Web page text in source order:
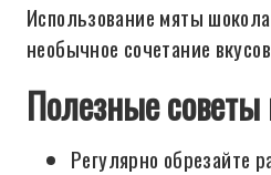
Использование мяты
необычное сочетание
Полезные
Регулярно обрезайте